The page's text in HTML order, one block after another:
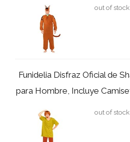
out of stock
Funidelia Disfraz Oficial de
para Hombre, Incluye
out of stock